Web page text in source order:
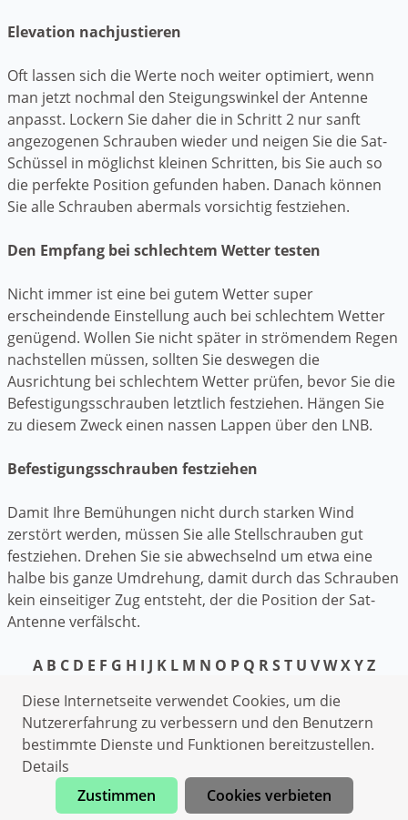
Elevation nachjustieren
Oft lassen sich die Werte noch weiter optimiert, wenn
man jetzt nochmal den Steigungswinkel der Antenne
anpasst. Lockern Sie daher die in Schritt 2 nur sanft
angezogenen Schrauben wieder und neigen Sie die Sat-
Schüssel in möglichst kleinen Schritten, bis Sie auch so
die perfekte Position gefunden haben. Danach können
Sie alle Schrauben abermals vorsichtig festziehen.
Den Empfang bei schlechtem Wetter testen
Nicht immer ist eine bei gutem Wetter super
erscheindende Einstellung auch bei schlechtem Wetter
genügend. Wollen Sie nicht später in strömendem Regen
nachstellen müssen, sollten Sie deswegen die
Ausrichtung bei schlechtem Wetter prüfen, bevor Sie die
Befestigungsschrauben letztlich festziehen. Hängen Sie
zu diesem Zweck einen nassen Lappen über den LNB.
Befestigungsschrauben festziehen
Damit Ihre Bemühungen nicht durch starken Wind
zerstört werden, müssen Sie alle Stellschrauben gut
festziehen. Drehen Sie sie abwechselnd um etwa eine
halbe bis ganze Umdrehung, damit durch das Schrauben
kein einseitiger Zug entsteht, der die Position der Sat-
Antenne verfälscht.
A B C D E F G H I J K L M N O P Q RST U VWXYZ
Datenschutzerklärung
Impressum
Schlüsseldienst Schrozberg
Heizungsnotdienst Schrozberg
Kammerjäger Schrozberg
Jetzt anrufen
Diese Internetseite verwendet Cookies, um die
Nutzererfahrung zu verbessern und den Benutzern
bestimmte Dienste und Funktionen bereitzustellen.
Details
Zustimmen
Cookies verbieten